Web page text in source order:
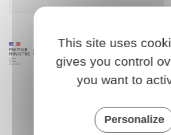
This site uses
gives you control
you want to
Personalize